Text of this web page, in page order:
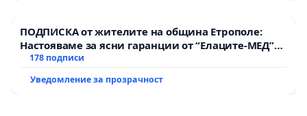
ПОДПИСКА от жителите на община Етрополе:
Настояваме за ясни гаранции от “Елаците-МЕД”
АД и от държавата, че ще се изпълнят всички
178 подписи
Уведомление за прозрачност